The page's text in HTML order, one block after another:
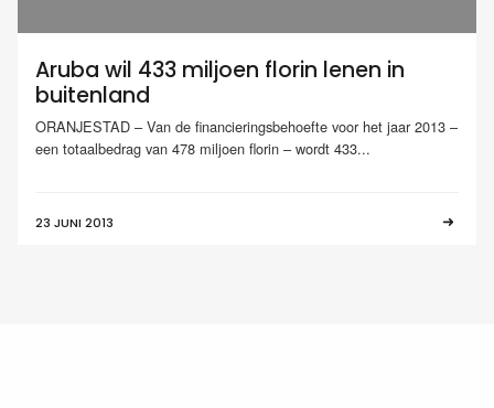
Aruba wil 433 miljoen florin lenen in
buitenland
ORANJESTAD – Van de financieringsbehoefte voor het jaar 2013 –
een totaalbedrag van 478 miljoen florin – wordt 433...
23 JUNI 2013